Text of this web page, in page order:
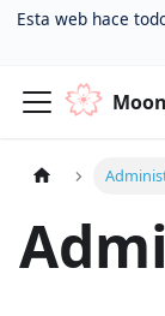
Esta web hace